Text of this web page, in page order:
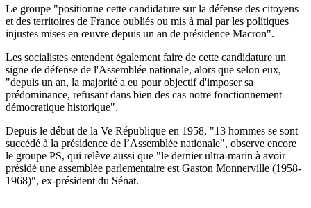
Le groupe "positionne cette candidature sur la défense des citoyens
et des territoires de France oubliés ou mis à mal par les politiques
injustes mises en œuvre depuis un an de présidence Macron".
Les socialistes entendent également faire de cette candidature un
signe de défense de l'Assemblée nationale, alors que selon eux,
"depuis un an, la majorité a eu pour objectif d'imposer sa
prédominance, refusant dans bien des cas notre fonctionnement
démocratique historique".
Depuis le début de la Ve République en 1958, "13 hommes se sont
succédé à la présidence de l’Assemblée nationale", observe encore
le groupe PS, qui relève aussi que "le dernier ultra-marin à avoir
présidé une assemblée parlementaire est Gaston Monnerville (1958-
1968)", ex-président du Sénat.